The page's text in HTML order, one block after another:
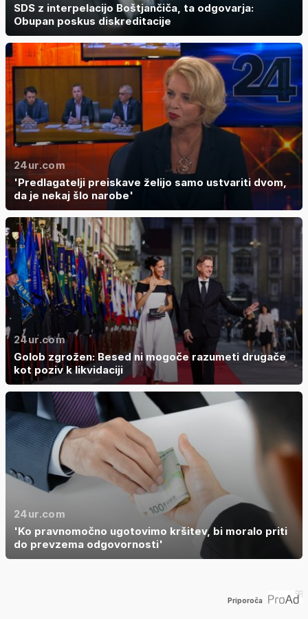
SDS z interpelacijo Boštjančiča, ta odgovarja:
Obupan poskus diskreditacije
24ur.com
'Predlagatelji preiskave želijo samo ustvariti dvom,
da je nekaj šlo narobe'
24ur.com
Golob zgrožen: Besed ni mogoče razumeti drugače
kot poziv k likvidaciji
24ur.com
'Ko pravnomočno ugotovimo kršitev, bi moralo priti
do prevzema odgovornosti'
Priporoča